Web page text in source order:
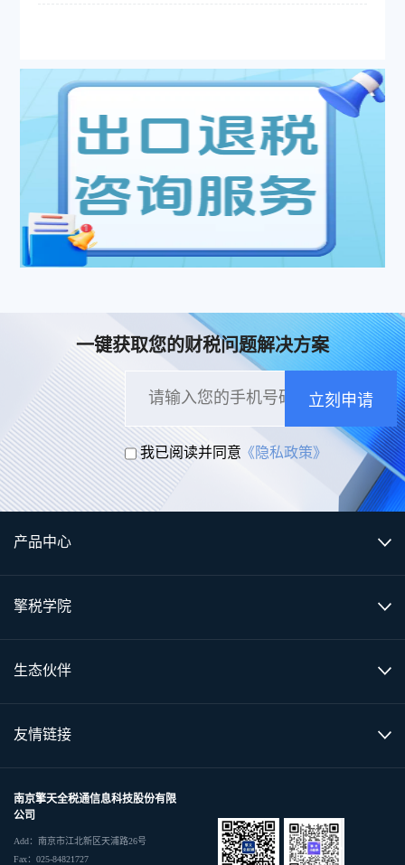
一键获取您的财税问题解决方案
立刻申请
我已阅读并同意 《隐私政策》
产品中心
擎税学院
生态伙伴
友情链接
南京擎天全税通信息科技股份有限
公司
Add：南京市江北新区天浦路26号
Fax：025-84821727